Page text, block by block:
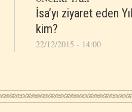
İsa’yı ziyaret eden
kim?
22/12/2015 - 14:00